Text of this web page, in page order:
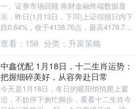
一、证券市场回顾 南财金融终端数据显
示，昨日(1月13日，下同)上证综指日内下
跌0.64%，收于4138.76点，最高4179.7
点；深证成指日内下跌1.37%....
查看： 158 分类： 升富策略
中鑫优配 1月18日，十二生肖运势：
把握细碎美好，从容奔赴日常
今天是1月18日，冬日的暖阳悄悄爬上窗
沿，不妨停下匆忙脚步，看看十二生肖今